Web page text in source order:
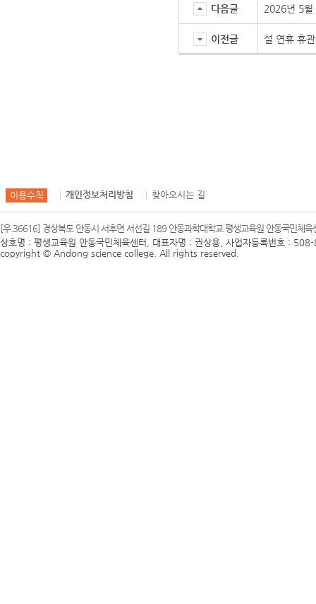
다음글 2026년 5월
이전글 설 연휴 휴
이용수칙 개인정보처리방침 찾아오시는 길
[우.36616] 경상북도 안동시 서후면 서선길 189 안동과학대학교 평생교육원 안동국민
상호명 : 평생교육원 안동국민체육센터, 대표자명 : 권상용, 사업자등록번호 :
copyright © Andong science college. All rights reserved.